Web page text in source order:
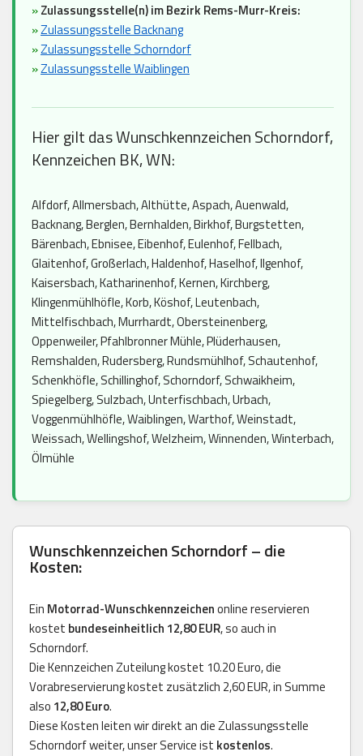
»Zulassungsstelle(n) im Bezirk Rems-Murr-Kreis:
»Zulassungsstelle Backnang
»Zulassungsstelle Schorndorf
»Zulassungsstelle Waiblingen
Hier gilt das Wunschkennzeichen Schorndorf,
Kennzeichen BK, WN:
Alfdorf, Allmersbach, Althütte, Aspach, Auenwald,
Backnang, Berglen, Bernhalden, Birkhof, Burgstetten,
Bärenbach, Ebnisee, Eibenhof, Eulenhof, Fellbach,
Glaitenhof, Großerlach, Haldenhof, Haselhof, Ilgenhof,
Kaisersbach, Katharinenhof, Kernen, Kirchberg,
Klingenmühlhöfle, Korb, Köshof, Leutenbach,
Mittelfischbach, Murrhardt, Obersteinenberg,
Oppenweiler, Pfahlbronner Mühle, Plüderhausen,
Remshalden, Rudersberg, Rundsmühlhof, Schautenhof,
Schenkhöfle, Schillinghof, Schorndorf, Schwaikheim,
Spiegelberg, Sulzbach, Unterfischbach, Urbach,
Voggenmühlhöfle, Waiblingen, Warthof, Weinstadt,
Weissach, Wellingshof, Welzheim, Winnenden, Winterbach,
Ölmühle
Wunschkennzeichen Schorndorf – die
Kosten:
Ein Motorrad-Wunschkennzeichenonline reservieren
kostet bundeseinheitlich 12,80 EUR, so auch in
Schorndorf.
Die Kennzeichen Zuteilung kostet 10.20 Euro, die
Vorabreservierung kostet zusätzlich 2,60 EUR, in Summe
also 12,80 Euro.
Diese Kosten leiten wir direkt an die Zulassungsstelle
Schorndorf weiter, unser Service ist kostenlos.